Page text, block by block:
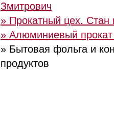
Змитрович
» Прокатный цех. Стан
» Алюминиевый
» Бытовая фольга и
продуктов